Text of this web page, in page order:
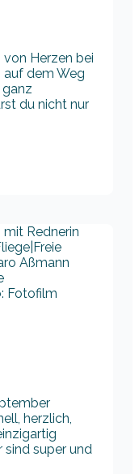
von Herzen bei
auf dem Weg
du nicht nur
Fotofilm
herzlich,
sind super und